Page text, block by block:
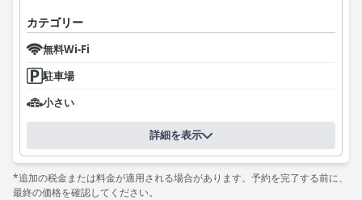
カテゴリー
無料Wi-Fi
駐車場
小さい
詳細を表示
*追加の税金または料金が適用される場合があります。予約を完了する前に、
最終の価格を確認してください。